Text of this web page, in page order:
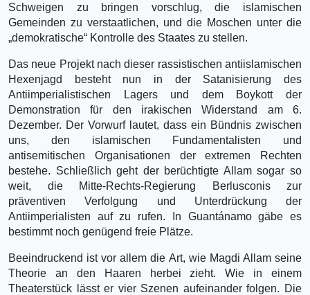
Schweigen zu bringen vorschlug, die islamischen
Gemeinden zu verstaatlichen, und die Moschen unter die
„demokratische“ Kontrolle des Staates zu stellen.
Das neue Projekt nach dieser rassistischen antiislamischen
Hexenjagd besteht nun in der Satanisierung des
Antiimperialistischen Lagers und dem Boykott der
Demonstration für den irakischen Widerstand am 6.
Dezember. Der Vorwurf lautet, dass ein Bündnis zwischen
uns, den islamischen Fundamentalisten und
antisemitischen Organisationen der extremen Rechten
bestehe. Schließlich geht der berüchtigte Allam sogar so
weit, die Mitte-Rechts-Regierung Berlusconis zur
präventiven Verfolgung und Unterdrückung der
Antiimperialisten auf zu rufen. In Guantánamo gäbe es
bestimmt noch genügend freie Plätze.
Beeindruckend ist vor allem die Art, wie Magdi Allam seine
Theorie an den Haaren herbei zieht. Wie in einem
Theaterstück lässt er vier Szenen aufeinander folgen. Die